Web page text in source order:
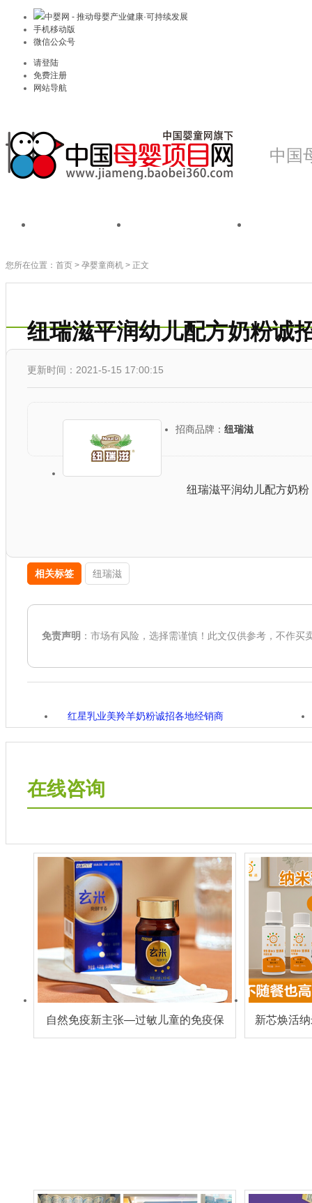
中婴网 - 推动母婴产业健康·可持续发展
手机移动版
微信公众号
请登陆
免费注册
网站导航
中国
您所在位置： 首页 > 孕婴童商机 > 正文
纽瑞滋平润幼儿配方奶粉诚
更新时间：2021-5-15 17:00:15
招商品牌： 纽瑞滋
纽瑞滋平润幼儿配方奶粉
相关标签 纽瑞滋
免责声明 ：市场有风险，选择需谨慎！此文仅供参考，不作买
红星乳业美羚羊奶粉诚招各地经销商
在线咨询
自然免疫新主张—过敏儿童的免疫保 新芯焕活